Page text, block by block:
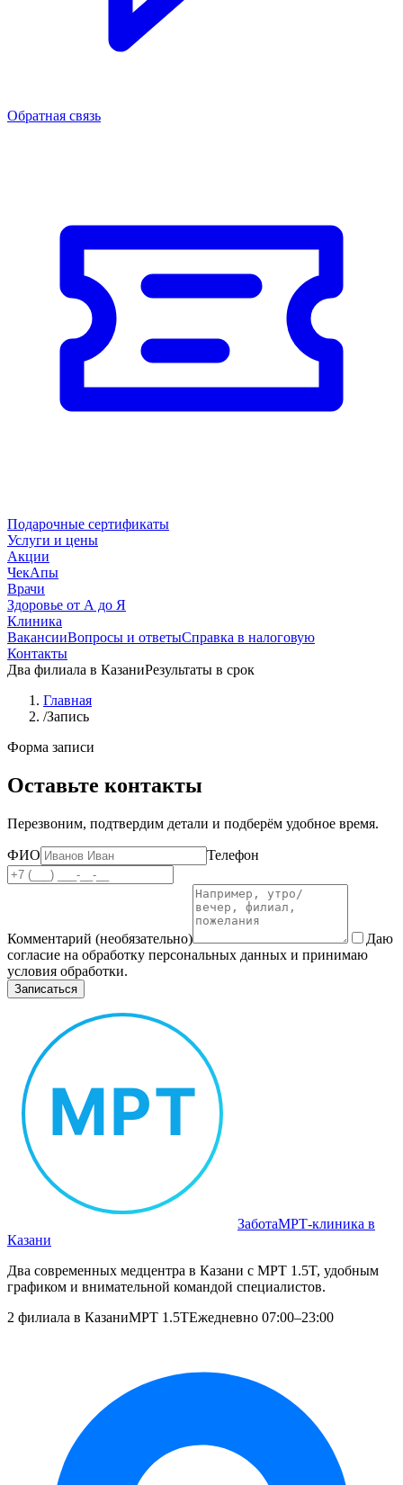
Обратная связь
Подарочные сертификаты
Услуги и цены
Акции
ЧекАпы
Врачи
Здоровье от А до Я
Клиника
ВакансииВопросы и ответыСправка в налоговую
Контакты
Два филиала в КазаниРезультаты в срок
Главная
/Запись
Форма записи
Оставьте контакты
Перезвоним, подтвердим детали и подберём удобное время.
ФИО Телефон
Комментарий (необязательно)
Даю
согласие на обработку персональных данных и принимаю
условия обработки.
Записаться
ЗаботаМРТ‑клиника в
Казани
Два современных медцентра в Казани с МРТ 1.5T, удобным
графиком и внимательной командой специалистов.
2 филиала в КазаниМРТ 1.5TЕжедневно 07:00–23:00